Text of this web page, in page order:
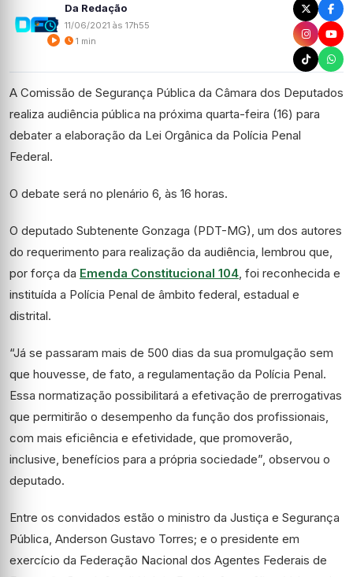
Da Redação
11/06/2021 às 17h55
1 min
A Comissão de Segurança Pública da Câmara dos Deputados
realiza audiência pública na próxima quarta-feira (16) para
debater a elaboração da Lei Orgânica da Polícia Penal
Federal.
O debate será no plenário 6, às 16 horas.
O deputado Subtenente Gonzaga (PDT-MG), um dos autores
do requerimento para realização da audiência, lembrou que,
por força da Emenda Constitucional 104, foi reconhecida e
instituída a Polícia Penal de âmbito federal, estadual e
distrital.
“Já se passaram mais de 500 dias da sua promulgação sem
que houvesse, de fato, a regulamentação da Polícia Penal.
Essa normatização possibilitará a efetivação de prerrogativas
que permitirão o desempenho da função dos profissionais,
com mais eficiência e efetividade, que promoverão,
inclusive, benefícios para a própria sociedade”, observou o
deputado.
Entre os convidados estão o ministro da Justiça e Segurança
Pública, Anderson Gustavo Torres; e o presidente em
exercício da Federação Nacional dos Agentes Federais de